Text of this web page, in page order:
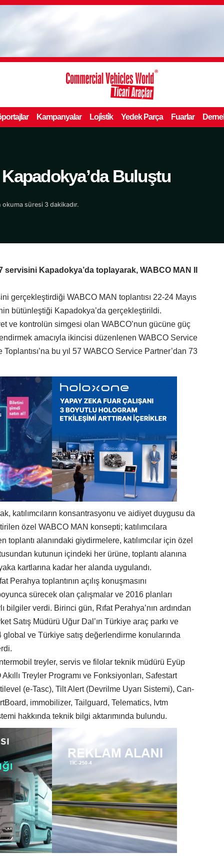
Kampanyalar Loji̇sti̇k Yedek Parça Fuarlar
Buluştu
okuma süresi 3 dakikadır.
servisini Kapadokya’da toplayarak, WABCO MAN II
gerçekleştirdiği WABCO MAN toplantısı 22-24 Mayıs
bütünleştiği Kapadokya’da gerçekleştirildi.
ve kontrolün simgesi olan WABCO’nun gücüne güç
amacıyla ikincisi düzenlenen WABCO Service
bu yıl 57 WABCO Service Partner’dan 73
katılımcıların konsantrasyonu ve aidiyet duygusu da
özel WABCO MAN konsepti; katılımcılara
alanındaki giydirmelere, katılımcılar için özel
kutunun içindeki her ürüne, toplantı alanına
kartlarına kadar her alanda uygulandı.
Perahya toplantının açılış konuşmasını
sürecek olan çalışmalar ve 2016 planları
bilgiler verdi. Birinci gün, Rıfat Perahya’nın ardından
Satış Müdürü Uğur Dal’ın Türkiye araç parkı ve
global ve Türkiye satış değerlendirme konularında
treyler, servis ve filolar teknik müdürü Eyüp
Akıllı Treyler Programı ve Fonksiyonları, Safestart
(e-Tasc), Tilt Alert (Devrilme Uyarı Sistemi), Can-
immobilizer, Tailguard, Telematics, Ivtm
hakkında teknik bilgi aktarımında bulundu.